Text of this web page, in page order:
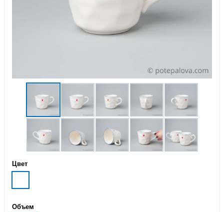
Цвет
Объем